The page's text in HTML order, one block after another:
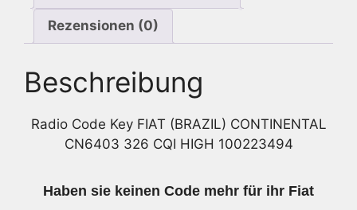
Rezensionen (0)
Beschreibung
Radio Code Key FIAT (BRAZIL) CONTINENTAL
CN6403 326 CQI HIGH 100223494
Haben sie keinen Code mehr für ihr Fiat